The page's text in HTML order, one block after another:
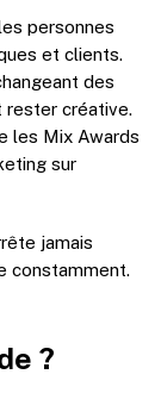
personnes
et clients.
des
rester créative.
les Mix Awards
sur
jamais
constamment.
?